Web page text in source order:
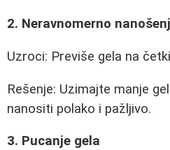
2. Neravnomerno
Uzroci: Previše gela na
Rešenje: Uzimajte manje
nanositi polako i pažljivo.
3. Pucanje gela